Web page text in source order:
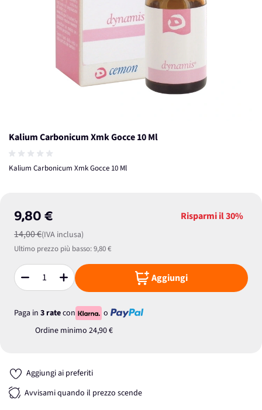
Kalium Carbonicum Xmk Gocce 10 Ml
Kalium Carbonicum Xmk Gocce 10 Ml
9,80 €
14,00 €(IVA inclusa)
Risparmi il30%
Ultimo prezzo più basso:9,80 €
Quantità Aggiungi
Paga in 3 ratecon
o
Ordine minimo 24,90 €
Aggiungi ai preferiti
Avvisami quando il prezzo scende